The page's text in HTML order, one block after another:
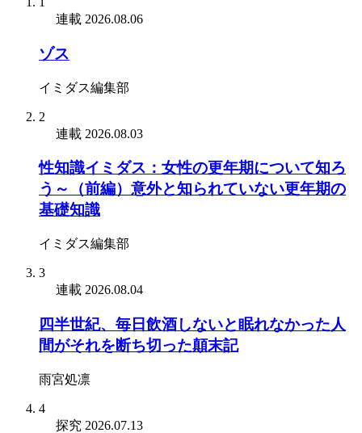
連載 2026.08.06
ゾス
イミダス編集部
2
連載 2026.08.03
性知識イミダス：女性の更年期について知ろ
う～（前編）意外と知られていない更年期の
基礎知識
イミダス編集部
3
連載 2026.08.04
四半世紀、毎日飲酒しないと眠れなかった人
間がそれを断ち切った顛末記
雨宮処凛
4
探究 2026.07.13